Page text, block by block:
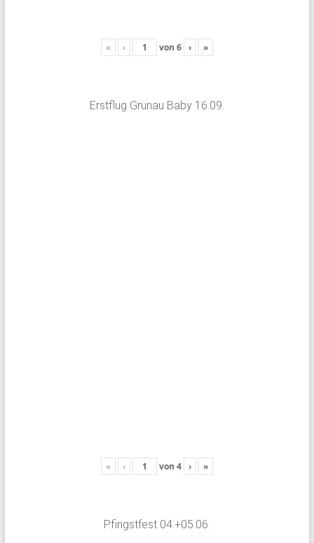
« ‹ von 6 › »
Erstflug Grunau Baby 16.09.
« ‹ von 4 › »
Pfingstfest 04.+05.06.